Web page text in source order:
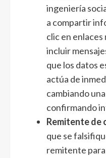
ingeniería
a compartir
clic en enlaces
incluir
que los datos
actúa de
cambiando
confirmando
Remitente de
que se
remitente